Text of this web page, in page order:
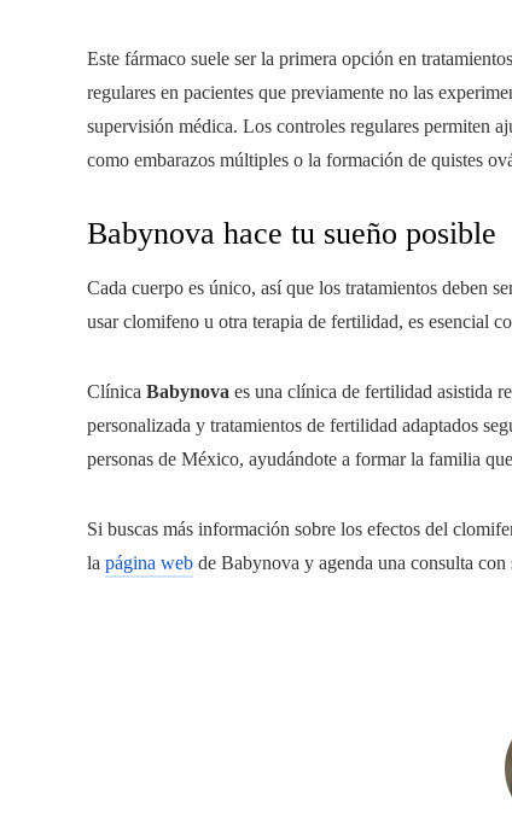
Este fármaco suele ser la primera opción en
regulares en pacientes que previamente no las
supervisión médica. Los controles regulares permiten
como embarazos múltiples o la formación de quistes
Babynova hace tu sueño posible
Cada cuerpo es único, así que los tratamientos deben
usar clomifeno u otra terapia de fertilidad, es esencial
Clínica Babynova es una clínica de fertilidad asistida
personalizada y tratamientos de fertilidad adaptados
personas de México, ayudándote a formar la familia
Si buscas más información sobre los efectos del
la página web de Babynova y agenda una consulta